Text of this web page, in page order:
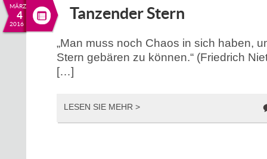
MÄRZ
4
2016
Tanzender Stern
„Man muss noch Chaos in sich haben,
Stern gebären zu können.“ (Friedrich
[…]
LESEN SIE MEHR >